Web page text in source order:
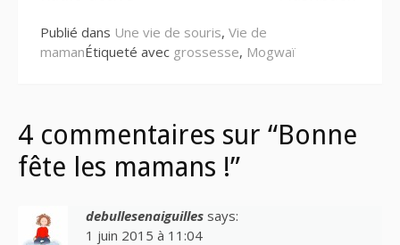
suite
Publié dans Une vie de souris, Vie de
mamanÉtiqueté avec grossesse, Mogwaï
4 commentaires sur “Bonne
fête les mamans !”
debullesenaiguilles says:
1 juin 2015 à 11:04